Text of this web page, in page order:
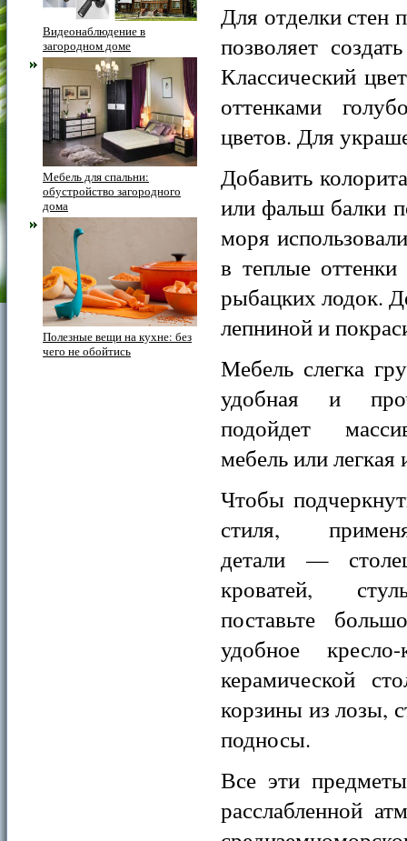
Видеонаблюдение в
загородном доме
Мебель для спальни:
обустройство загородного
дома
Полезные вещи на кухне: без
чего не обойтись
Для отделки стен
позволяет
Классический
оттенками
цветов. Для
Добавить
или фальш балки
моря
в теплые
рыбацких лодок.
лепниной и
Мебель слегка
удобная и
подойдет
мебель или легкая
Чтобы
стиля,
детали —
кроватей,
поставьте
удобное
керамической
корзины из лозы,
подносы.
Все эти
расслабленной